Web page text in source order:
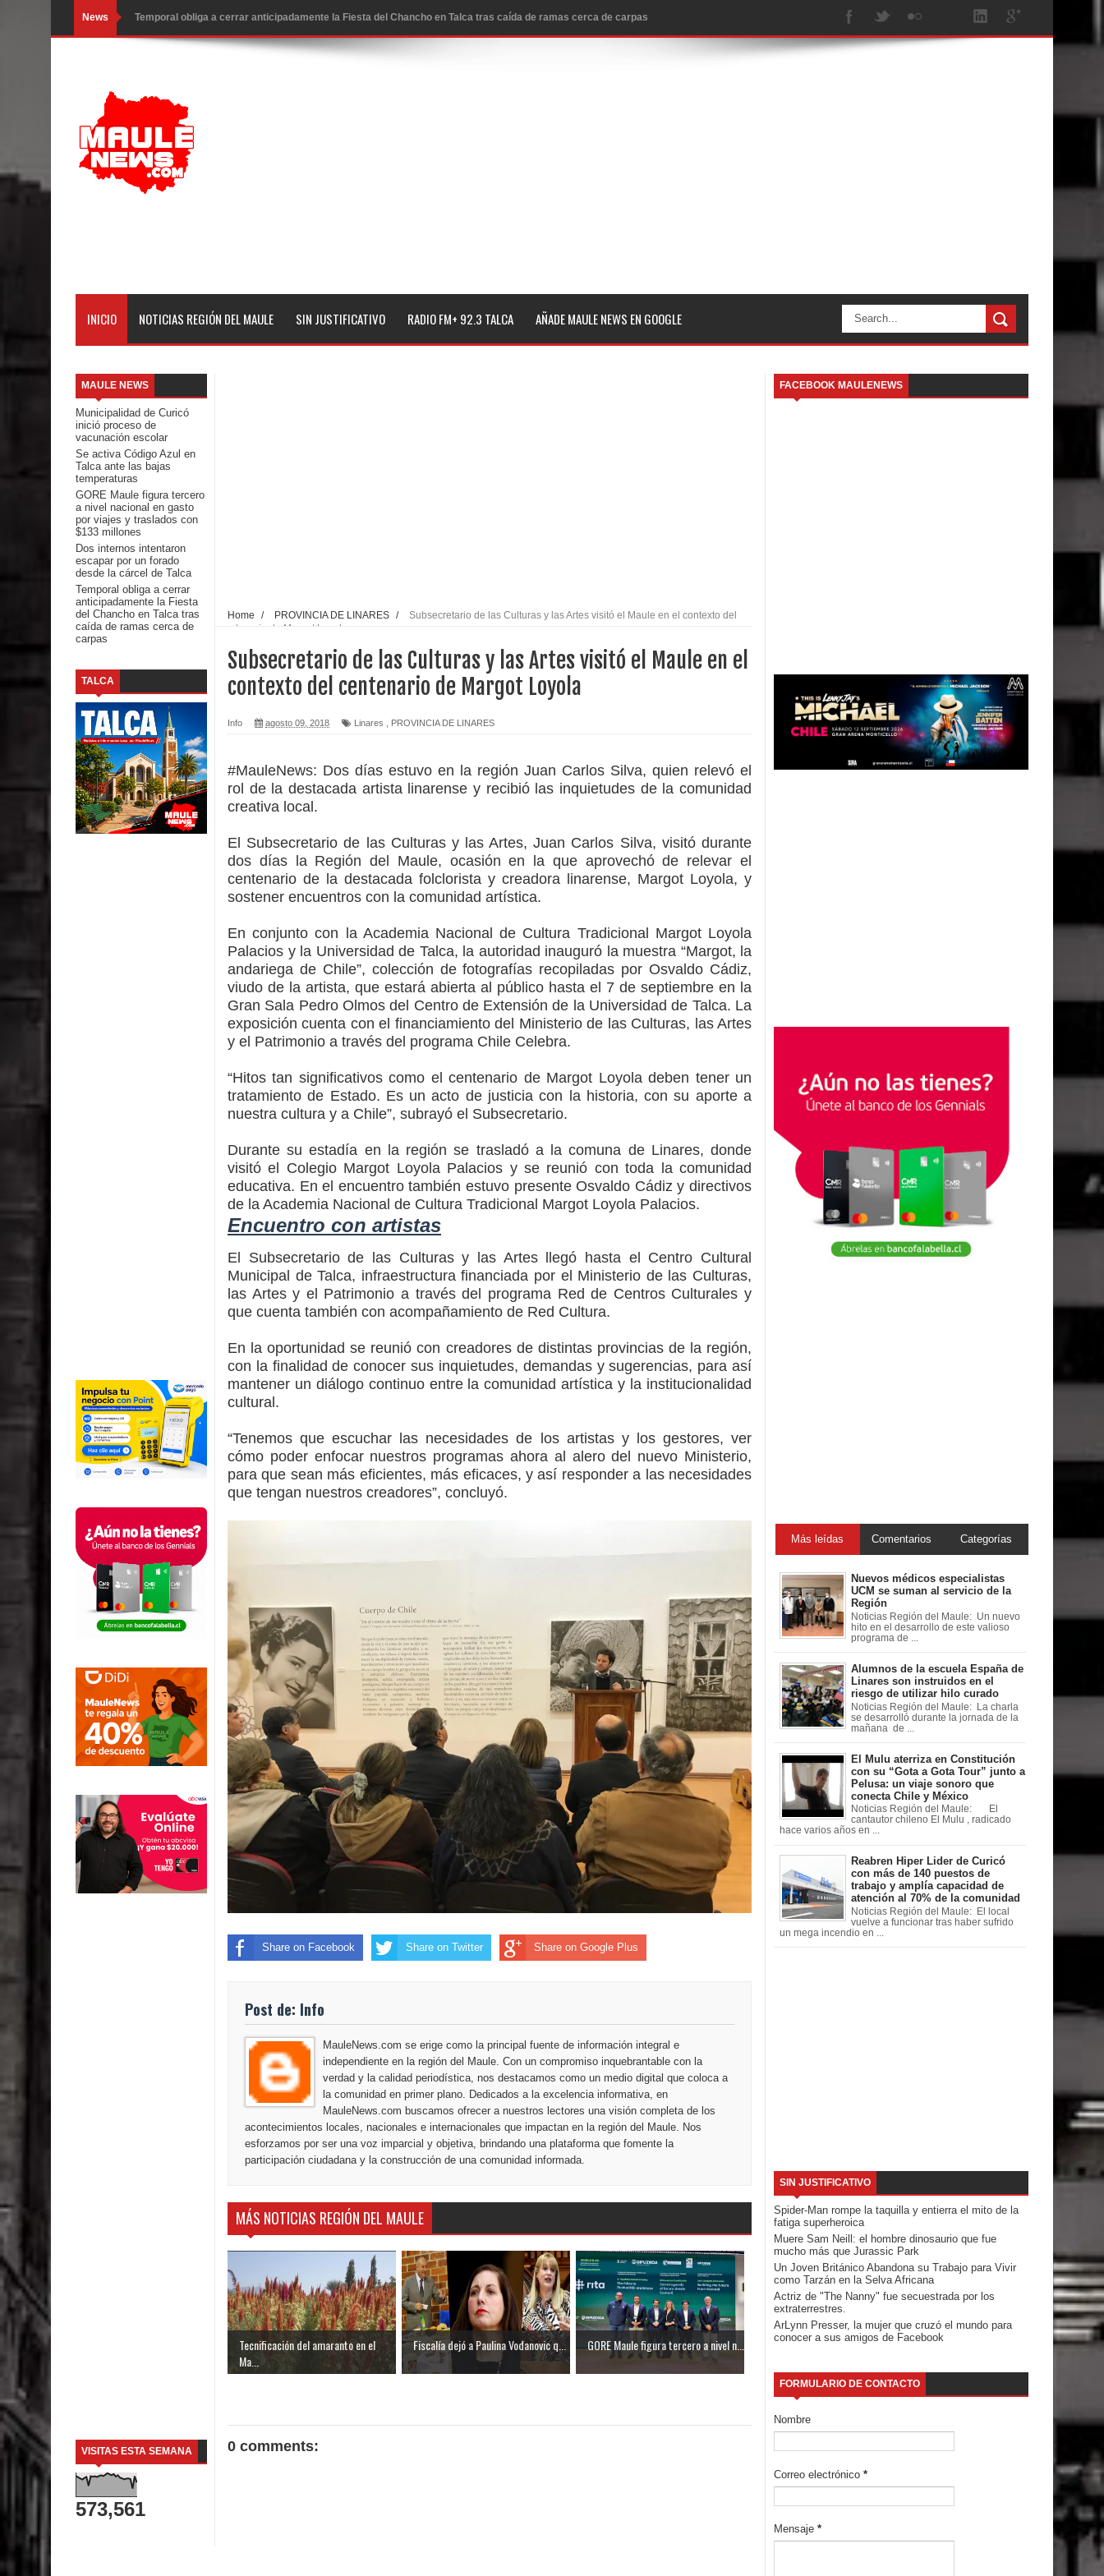
News Temporal obliga a cerrar anticipadamente la Fiesta del Chancho en Talca tras caída de ramas cerca de carpas
Miles llegan a la Plaza de Armas de Talca en el inicio de la Fiesta del Chancho 2026
Alerta por hantavirus: expertos piden reforzar medidas y consulta oportuna
Matrimonios Linarenses Celebraron Bodas de Oro
Departamento Comunal de Salud de Curicó desarrollará jornada de vacunación contra la Influenza y otros
Banda linarense Los Remembers regresa de Brasil tras impulsar un intercambio musical y pedagógico con
comunidades escolares
Mario Meza endurece críticas contra ministra de Salud por dejar fuera a Linares: “No dará la cara”
Seremi de Desarrollo Social y Familia mantiene despliegue para apoyar a niños y adolescentes durante la
emergencia.
Del anime al K-pop: especialistas U. de Chile analizan el creciente interés por las culturas japonesa y coreana
Renuncia del seremi Minvu en el Maule golpea al Gobierno en medio de denuncias por viviendas sociales en
Talca
Diputado Jorge Guzmán rechaza proyecto de interconexión eléctrica en la alta cordillera del Maule por su
INDAP entregó $189 millones en incentivos a usuarios de PRODESAL de la provincia de Linares
Municipalidad de Curicó apuesta a la innovación en tecnología educativa con nuevas pantallas interactivas del
Colegio El Boldo
Municipalidad de Curicó inició proceso de vacunación escolar
Se activa Código Azul en Talca ante las bajas temperaturas
GORE Maule figura tercero a nivel nacional en gasto por viajes y traslados con $133 millones
Dos internos intentaron escapar por un forado desde la cárcel de Talca
INICIO NOTICIAS REGIÓN DEL MAULE SIN JUSTIFICATIVO RADIO FM+ 92.3 TALCA AÑADE MAULE NEWS EN GOOGLE
MAULE NEWS
Municipalidad de Curicó
inició proceso de
vacunación escolar
Se activa Código Azul en
Talca ante las bajas
temperaturas
GORE Maule figura tercero
a nivel nacional en gasto
por viajes y traslados con
$133 millones
Dos internos intentaron
escapar por un forado
desde la cárcel de Talca
Temporal obliga a cerrar
anticipadamente la Fiesta
del Chancho en Talca tras
caída de ramas cerca de
carpas
TALCA
VISITAS ESTA SEMANA
573,561
Home / PROVINCIA DE LINARES /
Subsecretario de las Culturas y las Artes visitó el Maule en el contexto del
centenario de Margot Loyola
Subsecretario de las Culturas y las Artes visitó el Maule en el
contexto del centenario de Margot Loyola
Info agosto 09, 2018 Linares PROVINCIA DE LINARES
#MauleNews: Dos días estuvo en la región Juan Carlos Silva, quien relevó el
rol de la destacada artista linarense y recibió las inquietudes de la comunidad
creativa local.
El Subsecretario de las Culturas y las Artes, Juan Carlos Silva, visitó durante
dos días la Región del Maule, ocasión en la que aprovechó de relevar el
centenario de la destacada folclorista y creadora linarense, Margot Loyola, y
sostener encuentros con la comunidad artística.
En conjunto con la Academia Nacional de Cultura Tradicional Margot Loyola
Palacios y la Universidad de Talca, la autoridad inauguró la muestra “Margot, la
andariega de Chile”, colección de fotografías recopiladas por Osvaldo Cádiz,
viudo de la artista, que estará abierta al público hasta el 7 de septiembre en la
Gran Sala Pedro Olmos del Centro de Extensión de la Universidad de Talca. La
exposición cuenta con el financiamiento del Ministerio de las Culturas, las Artes
y el Patrimonio a través del programa Chile Celebra.
“Hitos tan significativos como el centenario de Margot Loyola deben tener un
tratamiento de Estado. Es un acto de justicia con la historia, con su aporte a
nuestra cultura y a Chile”, subrayó el Subsecretario.
Durante su estadía en la región se trasladó a la comuna de Linares, donde
visitó el Colegio Margot Loyola Palacios y se reunió con toda la comunidad
educativa. En el encuentro también estuvo presente Osvaldo Cádiz y directivos
de la Academia Nacional de Cultura Tradicional Margot Loyola Palacios.
Encuentro con artistas
El Subsecretario de las Culturas y las Artes llegó hasta el Centro Cultural
Municipal de Talca, infraestructura financiada por el Ministerio de las Culturas,
las Artes y el Patrimonio a través del programa Red de Centros Culturales y
que cuenta también con acompañamiento de Red Cultura.
En la oportunidad se reunió con creadores de distintas provincias de la región,
con la finalidad de conocer sus inquietudes, demandas y sugerencias, para así
mantener un diálogo continuo entre la comunidad artística y la institucionalidad
cultural.
“Tenemos que escuchar las necesidades de los artistas y los gestores, ver
cómo poder enfocar nuestros programas ahora al alero del nuevo Ministerio,
para que sean más eficientes, más eficaces, y así responder a las necesidades
que tengan nuestros creadores”, concluyó.
Share on Facebook Share on Twitter Share on Google Plus
Post de: Info
MauleNews.com se erige como la principal fuente de información integral e
independiente en la región del Maule. Con un compromiso inquebrantable con la
verdad y la calidad periodística, nos destacamos como un medio digital que coloca a
la comunidad en primer plano. Dedicados a la excelencia informativa, en
MauleNews.com buscamos ofrecer a nuestros lectores una visión completa de los
acontecimientos locales, nacionales e internacionales que impactan en la región del Maule. Nos
esforzamos por ser una voz imparcial y objetiva, brindando una plataforma que fomente la
participación ciudadana y la construcción de una comunidad informada.
MÁS NOTICIAS REGIÓN DEL MAULE
Tecnificación del amaranto en el
Ma...
Fiscalía dejó a Paulina Vodanovic q... GORE Maule figura tercero a nivel n...
0 comments:
FACEBOOK MAULENEWS
Más leídas Comentarios Categorías
Nuevos médicos especialistas
UCM se suman al servicio de la
Región
Noticias Región del Maule: Un nuevo
hito en el desarrollo de este valioso
programa de ...
Alumnos de la escuela España de
Linares son instruidos en el
riesgo de utilizar hilo curado
Noticias Región del Maule: La charla
se desarrolló durante la jornada de la
mañana de ...
El Mulu aterriza en Constitución
con su “Gota a Gota Tour” junto a
Pelusa: un viaje sonoro que
conecta Chile y México
Noticias Región del Maule: El
cantautor chileno El Mulu , radicado
hace varios años en ...
Reabren Hiper Lider de Curicó
con más de 140 puestos de
trabajo y amplía capacidad de
atención al 70% de la comunidad
Noticias Región del Maule: El local
vuelve a funcionar tras haber sufrido
un mega incendio en ...
SIN JUSTIFICATIVO
Spider-Man rompe la taquilla y entierra el mito de la
fatiga superheroica
Muere Sam Neill: el hombre dinosaurio que fue
mucho más que Jurassic Park
Un Joven Británico Abandona su Trabajo para Vivir
como Tarzán en la Selva Africana
Actriz de "The Nanny" fue secuestrada por los
extraterrestres.
ArLynn Presser, la mujer que cruzó el mundo para
conocer a sus amigos de Facebook
FORMULARIO DE CONTACTO
Nombre
Correo electrónico *
Mensaje *